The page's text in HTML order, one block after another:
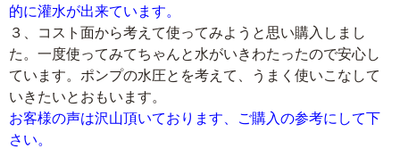
的に灌水が出来ています。
３、コスト面から考えて使ってみようと思い購入しまし
た。一度使ってみてちゃんと水がいきわたったので安心し
ています。ポンプの水圧とを考えて、うまく使いこなして
いきたいとおもいます。
お客様の声は沢山頂いております、ご購入の参考にして下
さい。